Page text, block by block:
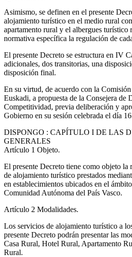
Asimismo, se definen en el presente
alojamiento turístico en el medio rural
apartamento rural y el albergues turístico
normativa específica la regulación de
El presente Decreto se estructura en IV
adicionales, dos transitorias, una
disposición final.
En su virtud, de acuerdo con la
Euskadi, a propuesta de la Consejera de
Competitividad, previa deliberación y
Gobierno en su sesión celebrada el día
DISPONGO : CAPÍTULO I DE LAS
GENERALES
Artículo 1 Objeto.
El presente Decreto tiene como objeto la
de alojamiento turístico prestados
en establecimientos ubicados en el
Comunidad Autónoma del País Vasco.
Artículo 2 Modalidades.
Los servicios de alojamiento turístico a
presente Decreto podrán presentar las
Casa Rural, Hotel Rural, Apartamento
Rural.